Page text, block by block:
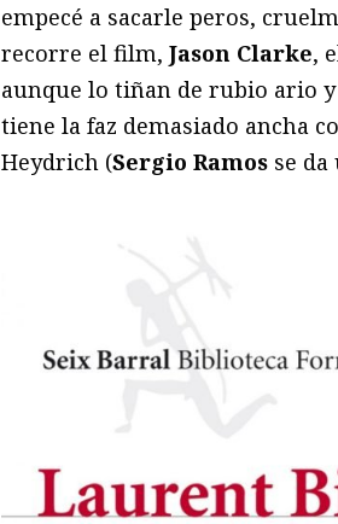
empecé a sacarle peros,
recorre el film, Jason Clarke,
aunque lo tiñan de rubio ario
tiene la faz demasiado ancha
Heydrich (Sergio Ramos se